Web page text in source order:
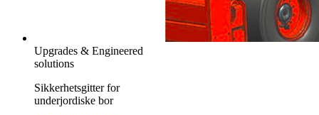
Upgrades & Engineered
solutions
Sikkerhetsgitter for
underjordiske bor